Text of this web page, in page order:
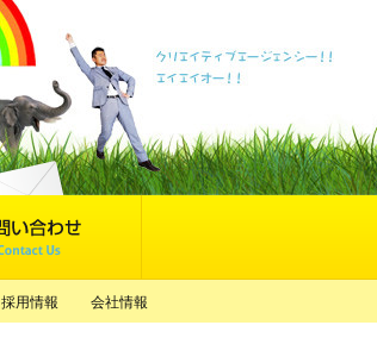
採用情報 会社情報